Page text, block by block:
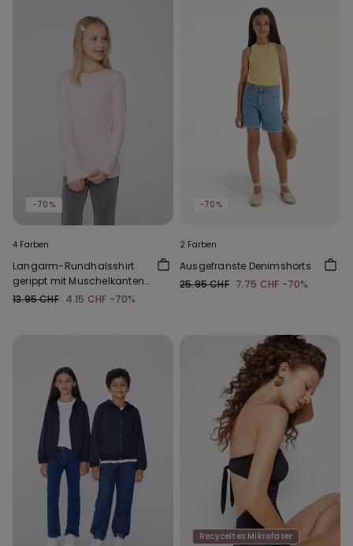
-70%
4 Farben
Langarm-Rundhalsshirt
gerippt mit Muschelkanten
für Mädchen
13.95 CHF 4.15 CHF -70%
-70%
2 Farben
Ausgefranste Denimshorts
25.95 CHF 7.75 CHF -70%
Recyceltes Mikrofaser